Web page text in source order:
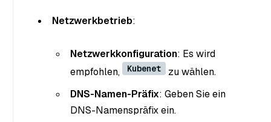
Netzwerkbetrieb:
Netzwerkkonfiguration: Es wird
empfohlen,
Kubenet
zu wählen.
DNS-Namen-Präfix: Geben Sie ein
DNS-Namenspräfix ein.